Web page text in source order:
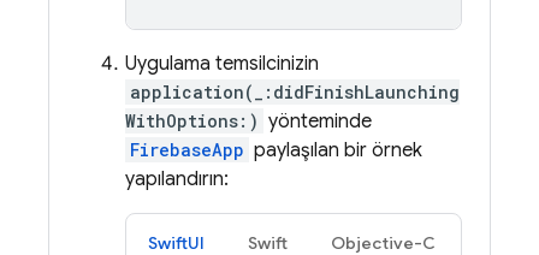
Uygulama temsilcinizin
application(_:didFinishLaunching
WithOptions:) yönteminde
FirebaseApp paylaşılan bir örnek
yapılandırın:
SwiftUI Swift Objective-C